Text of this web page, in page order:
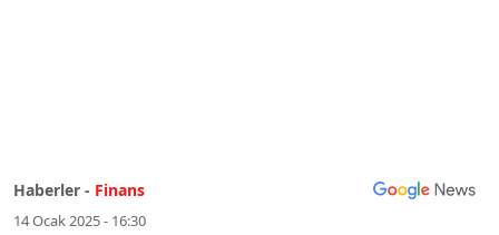
Haberler - Finans
14 Ocak 2025 - 16:30